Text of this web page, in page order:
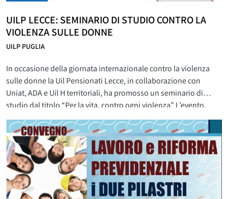
UILP LECCE: SEMINARIO DI STUDIO CONTRO LA
VIOLENZA SULLE DONNE
UILP PUGLIA
In occasione della giornata internazionale contro la violenza
sulle donne la Uil Pensionati Lecce, in collaborazione con
Uniat, ADA e Uil H territoriali, ha promosso un seminario di
studio dal titolo “Per la vita, contro ogni violenza” L’evento,
coordinato dal Segretario generale della Uilp Puglia Rocco
Matarozzo, si è svolto a Lecce lo scorso 5